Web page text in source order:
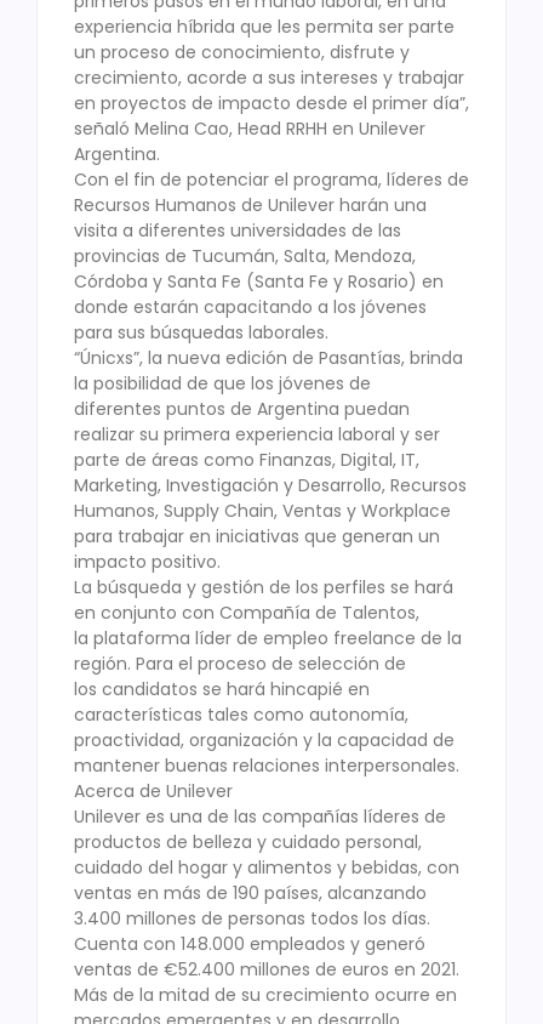
experiencia híbrida que les permita ser parte
un proceso de conocimiento, disfrute y
crecimiento, acorde a sus intereses y trabajar
en proyectos de impacto desde el primer día”,
señaló Melina Cao, Head RRHH en Unilever
Argentina.
Con el fin de potenciar el programa, líderes de
Recursos Humanos de Unilever harán una
visita a diferentes universidades de las
provincias de Tucumán, Salta, Mendoza,
Córdoba y Santa Fe (Santa Fe y Rosario) en
donde estarán capacitando a los jóvenes
para sus búsquedas laborales.
“Únicxs”, la nueva edición de Pasantías, brinda
la posibilidad de que los jóvenes de
diferentes puntos de Argentina puedan
realizar su primera experiencia laboral y ser
parte de áreas como Finanzas, Digital, IT,
Marketing, Investigación y Desarrollo, Recursos
Humanos, Supply Chain, Ventas y Workplace
para trabajar en iniciativas que generan un
impacto positivo.
La búsqueda y gestión de los perfiles se hará
en conjunto con Compañía de Talentos,
la plataforma líder de empleo freelance de la
región. Para el proceso de selección de
los candidatos se hará hincapié en
características tales como autonomía,
proactividad, organización y la capacidad de
mantener buenas relaciones interpersonales.
Acerca de Unilever
Unilever es una de las compañías líderes de
productos de belleza y cuidado personal,
cuidado del hogar y alimentos y bebidas, con
ventas en más de 190 países, alcanzando
3.400 millones de personas todos los días.
Cuenta con 148.000 empleados y generó
ventas de €52.400 millones de euros en 2021.
Más de la mitad de su crecimiento ocurre en